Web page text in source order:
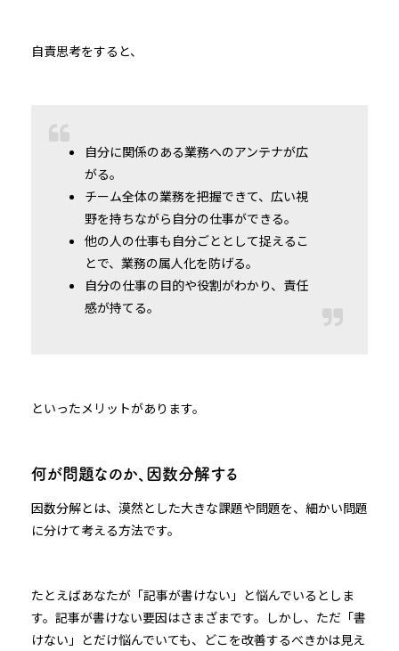
自責思考をすると、
自分に関係のある業務へのアンテナが広
がる。
チーム全体の業務を把握できて、広い視
野を持ちながら自分の仕事ができる。
他の人の仕事も自分ごととして捉えるこ
とで、業務の属人化を防げる。
自分の仕事の目的や役割がわかり、責任
感が持てる。
といったメリットがあります。
何が問題なのか、因数分解する
因数分解とは、漠然とした大きな課題や問題を、細かい問題
に分けて考える方法です。
たとえばあなたが「記事が書けない」と悩んでいるとしま
す。記事が書けない要因はさまざまです。しかし、ただ「書
けない」とだけ悩んでいても、どこを改善するべきかは見え